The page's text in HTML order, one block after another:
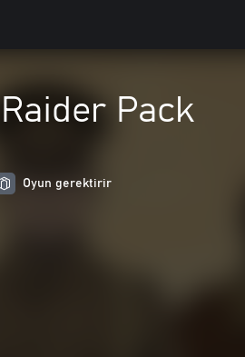
Pack
Oyun gerektirir